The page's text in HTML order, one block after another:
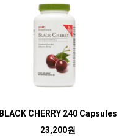
BLACK CHERRY 240 Capsules
23,200원